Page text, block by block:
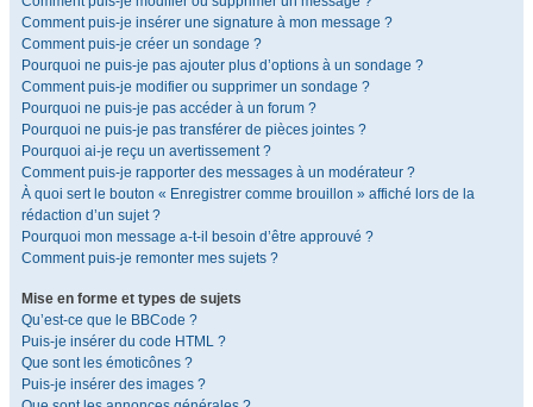
Comment puis-je insérer une signature à mon message ?
Comment puis-je créer un sondage ?
Pourquoi ne puis-je pas ajouter plus d’options à un sondage ?
Comment puis-je modifier ou supprimer un sondage ?
Pourquoi ne puis-je pas accéder à un forum ?
Pourquoi ne puis-je pas transférer de pièces jointes ?
Pourquoi ai-je reçu un avertissement ?
Comment puis-je rapporter des messages à un modérateur ?
À quoi sert le bouton « Enregistrer comme brouillon » affiché lors de la
rédaction d’un sujet ?
Pourquoi mon message a-t-il besoin d’être approuvé ?
Comment puis-je remonter mes sujets ?
Mise en forme et types de sujets
Qu’est-ce que le BBCode ?
Puis-je insérer du code HTML ?
Que sont les émoticônes ?
Puis-je insérer des images ?